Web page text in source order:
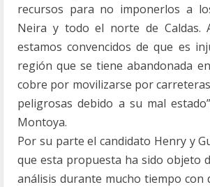
recursos para no imponerlos a
Neira y todo el norte de Caldas.
estamos convencidos de que es
región que se tiene abandonada
cobre por movilizarse por
peligrosas debido a su mal
Montoya.
Por su parte el candidato Henry y
que esta propuesta ha sido objeto
análisis durante mucho tiempo con